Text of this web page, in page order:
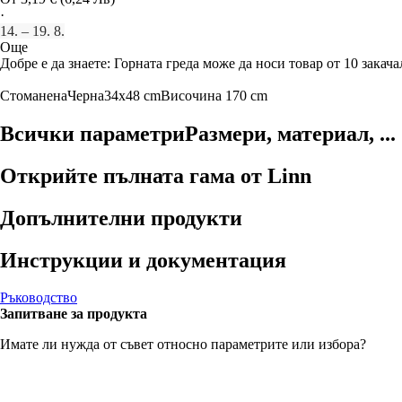
·
14. – 19. 8.
Още
Добре е да знаете: Горната греда може да носи товар от 10
СтоманенаЧерна34x48 cmВисочина 170 cm
Всички параметриРазмери, материал, ...
Открийте пълната гама от Linn
Допълнителни продукти
Инструкции и документация
Ръководство
Запитване за продукта
Имате ли нужда от съвет относно параметрите или избора?